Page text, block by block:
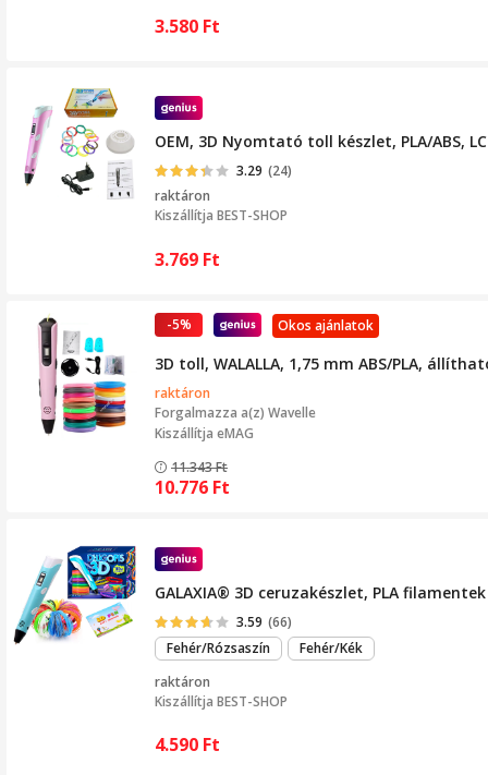
3.580 Ft
OEM, 3D Nyomtató toll készlet, PLA/ABS,
3.29 (24)
raktáron
Kiszállítja BEST-SHOP
3.769 Ft
Okos ajánlatok
-5%
3D toll, WALALLA, 1,75 mm ABS/PLA,
raktáron
Forgalmazza a(z) Wavelle
Kiszállítja eMAG
11.343Ft
10.776 Ft
GALAXIA® 3D ceruzakészlet, PLA
3.59 (66)
Fehér/Rózsaszín
Fehér/Kék
raktáron
Kiszállítja BEST-SHOP
4.590 Ft